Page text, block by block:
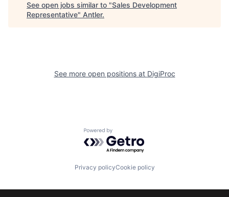
See open jobs similar to "Sales Development
Representative" Antler.
See more open positions at DigiProc
Powered by Getro.com
Privacy policyCookie policy